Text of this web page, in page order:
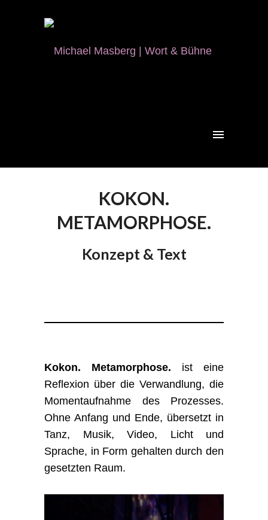
KOKON.
METAMORPHOSE.
Konzept & Text
Kokon. Metamorphose. ist eine
Reflexion über die Verwandlung, die
Momentaufnahme des Prozesses.
Ohne Anfang und Ende, übersetzt in
Tanz, Musik, Video, Licht und
Sprache, in Form gehalten durch den
gesetzten Raum.